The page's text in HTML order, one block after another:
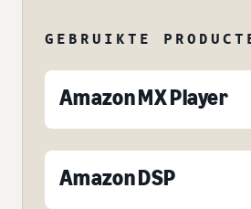
GEBRUIKTE
Amazon MX Player
Amazon DSP